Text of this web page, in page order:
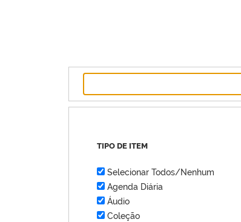
TIPO DE ITEM
Selecionar Todos/Nenhum
Agenda Diária
Áudio
Coleção